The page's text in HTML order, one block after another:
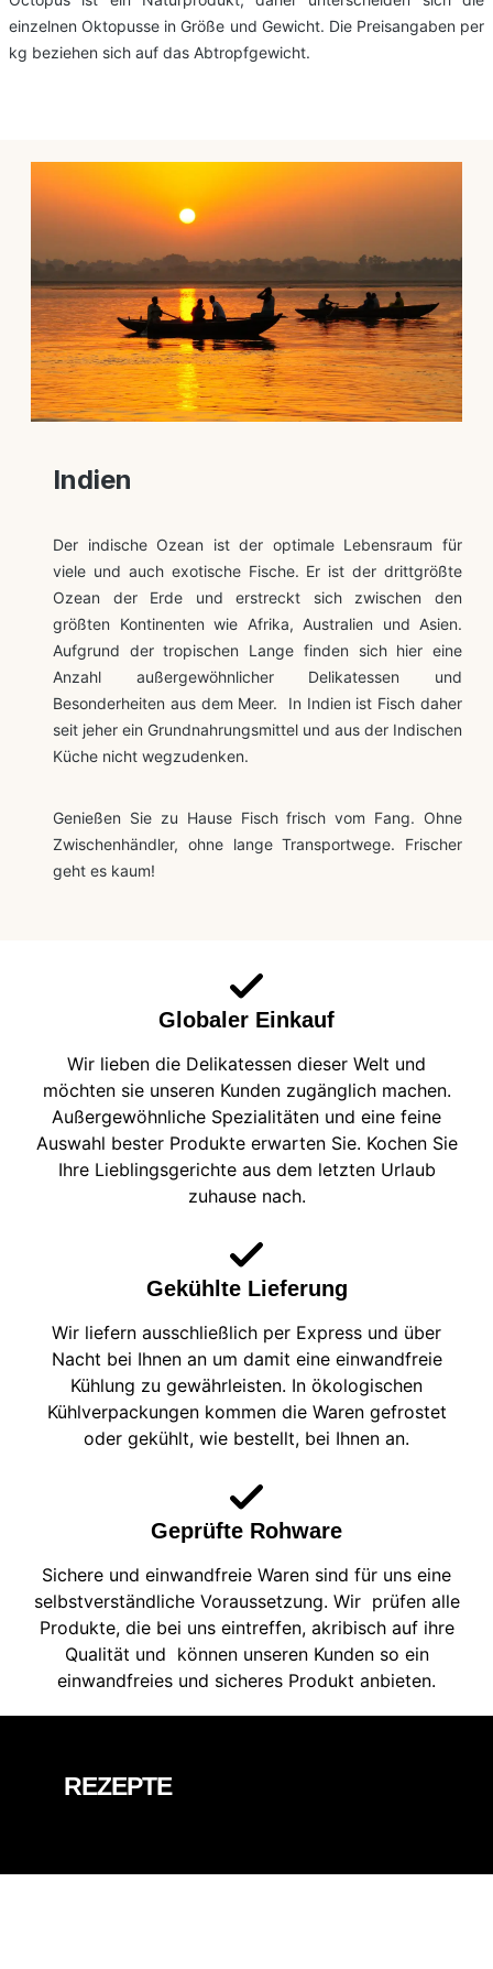
einzelnen Oktopusse in Größe und Gewicht. Die Preisangaben per
kg beziehen sich auf das Abtropfgewicht.
Indien
Der indische Ozean ist der optimale Lebensraum für
viele und auch exotische Fische. Er ist der drittgrößte
Ozean der Erde und erstreckt sich zwischen den
größten Kontinenten wie Afrika, Australien und Asien.
Aufgrund der tropischen Lange finden sich hier eine
Anzahl außergewöhnlicher Delikatessen und
Besonderheiten aus dem Meer. In Indien ist Fisch daher
seit jeher ein Grundnahrungsmittel und aus der Indischen
Küche nicht wegzudenken.
Genießen Sie zu Hause Fisch frisch vom Fang. Ohne
Zwischenhändler, ohne lange Transportwege. Frischer
geht es kaum!
Globaler Einkauf
Wir lieben die Delikatessen dieser Welt und
möchten sie unseren Kunden zugänglich machen.
Außergewöhnliche Spezialitäten und eine feine
Auswahl bester Produkte erwarten Sie. Kochen Sie
Ihre Lieblingsgerichte aus dem letzten Urlaub
zuhause nach.
Gekühlte Lieferung
Wir liefern ausschließlich per Express und über
Nacht bei Ihnen an um damit eine einwandfreie
Kühlung zu gewährleisten. In ökologischen
Kühlverpackungen kommen die Waren gefrostet
oder gekühlt, wie bestellt, bei Ihnen an.
Geprüfte Rohware
Sichere und einwandfreie Waren sind für uns eine
selbstverständliche Voraussetzung. Wir prüfen alle
Produkte, die bei uns eintreffen, akribisch auf ihre
Qualität und können unseren Kunden so ein
einwandfreies und sicheres Produkt anbieten.
REZEPTE